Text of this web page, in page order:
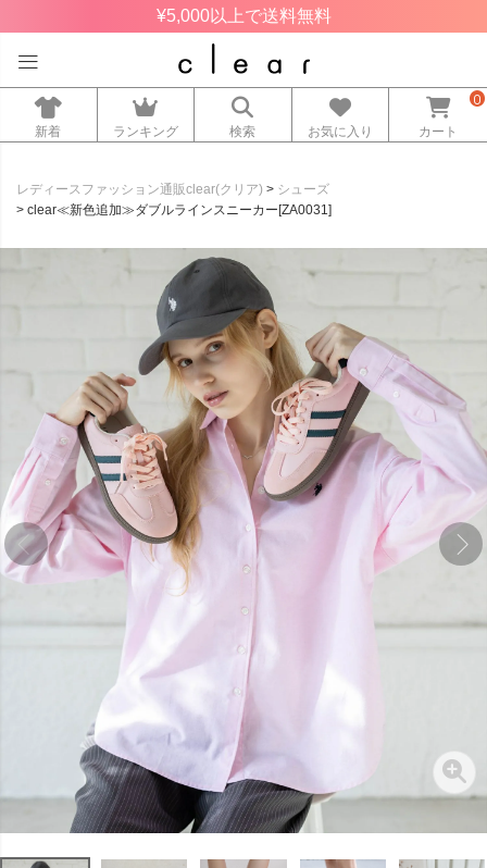
¥5,000以上で送料無料
新着 ランキング 検索 お気に入り カート
0
レディースファッション通販clear(クリア)
シューズ
clear≪新色追加≫ダブルラインスニーカー[ZA0031]